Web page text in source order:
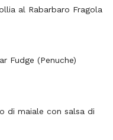
al Rabarbaro Fragola
Fudge (Penuche)
di maiale con salsa di